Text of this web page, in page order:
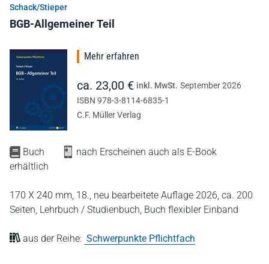
Schack/Stieper
BGB-Allgemeiner Teil
Buch
nach Erscheinen auch als E-Book
erhältlich
170 X 240 mm, 18., neu bearbeitete Auflage 2026, ca. 200
Seiten, Lehrbuch / Studienbuch, Buch flexibler Einband
aus der Reihe: Schwerpunkte Pflichtfach
Mehr erfahren
ca. 23,00 € inkl. MwSt. September 2026
ISBN 978-3-8114-6835-1
C.F. Müller Verlag